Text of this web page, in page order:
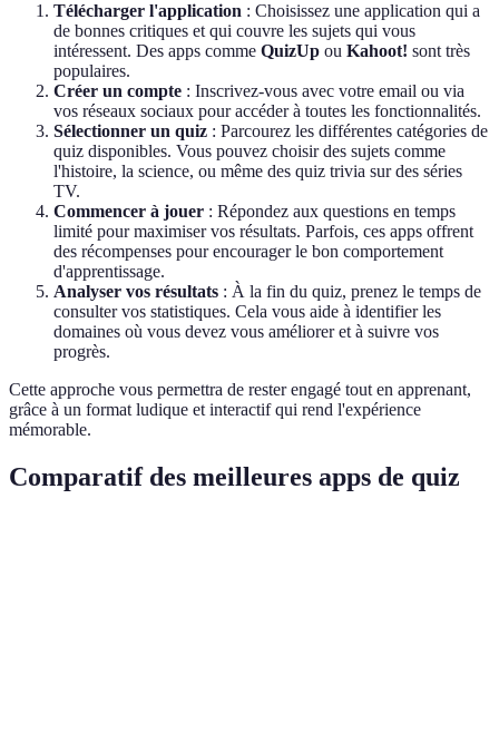
Télécharger l'application : Choisissez une application qui a
de bonnes critiques et qui couvre les sujets qui vous
intéressent. Des apps comme QuizUp ou Kahoot! sont très
populaires.
Créer un compte : Inscrivez-vous avec votre email ou via
vos réseaux sociaux pour accéder à toutes les fonctionnalités.
Sélectionner un quiz : Parcourez les différentes catégories de
quiz disponibles. Vous pouvez choisir des sujets comme
l'histoire, la science, ou même des quiz trivia sur des séries
TV.
Commencer à jouer : Répondez aux questions en temps
limité pour maximiser vos résultats. Parfois, ces apps offrent
des récompenses pour encourager le bon comportement
d'apprentissage.
Analyser vos résultats : À la fin du quiz, prenez le temps de
consulter vos statistiques. Cela vous aide à identifier les
domaines où vous devez vous améliorer et à suivre vos
progrès.
Cette approche vous permettra de rester engagé tout en apprenant,
grâce à un format ludique et interactif qui rend l'expérience
mémorable.
Comparatif des meilleures apps de quiz